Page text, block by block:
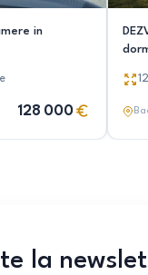
in
128 000
la